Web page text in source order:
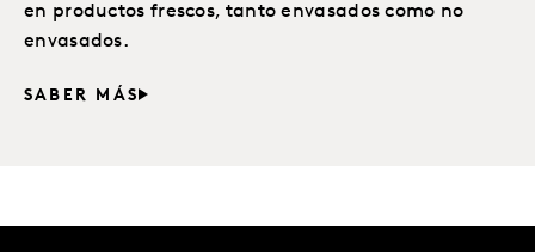
en productos frescos, tanto envasados como no
envasados.
SABER MÁS